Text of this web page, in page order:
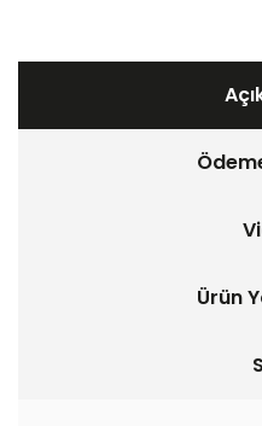
Ürün